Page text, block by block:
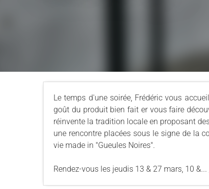
Le temps d'une soirée, Frédéric vous
goût du produit bien fait er vous faire
réinvente la tradition locale en proposant
une rencontre placées sous le signe de la
vie made in "Gueules Noires".
Rendez-vous les jeudis 13 & 27 mars, 10 &...